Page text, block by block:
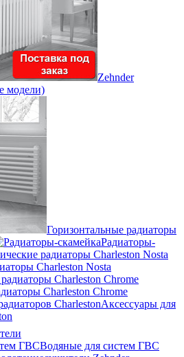
Zehnder
модели)
Горизонтальные радиаторы
Радиаторы-
Charleston Nosta
Charleston Chrome
Аксессуары для
Водяные для систем ГВС